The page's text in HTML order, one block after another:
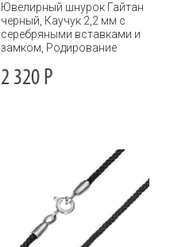
Ювелирный шнурок Гайтан
черный, Каучук 2,2 мм с
серебряными вставками и
замком, Родирование
2 320 Р